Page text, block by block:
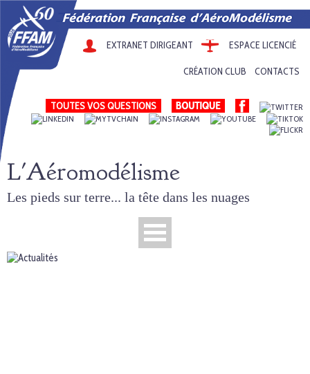
EXTRANET DIRIGEANT ESPACE LICENCIÉ
CRÉATION CLUB CONTACTS
TOUTES VOS QUESTIONS
L'Aéromodélisme
Les pieds sur terre... la tête dans les nuages